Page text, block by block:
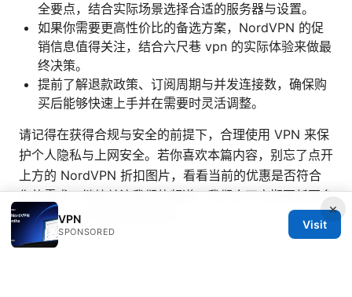
全要点，结合实际场景选择合适的服务器与设置。
如果你需要更高性价比的备选方案，NordVPN 的促
销信息值得关注，结合六尺巷 vpn 的实际体验来做最
终决策。
提前了解退款政策、订阅周期与并发连接数，确保购
买后能够快速上手并在需要时灵活调整。
请记得在获得合规与安全的前提下，合理使用 VPN 来保
护个人隐私与上网安全。若你喜欢本篇内容，别忘了点开
上方的 NordVPN 折扣图片，看看当前的优惠是否符合
你的需求。继续关注我们的频道，我们会不定期更新更多
实用的 VPN 评测与使用技巧。
×
VPN
SPONSORED
Visit